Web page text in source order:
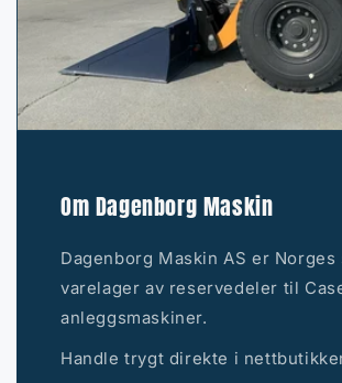
Om Dagenborg Maskin
Dagenborg Maskin AS er
varelager av reservedeler til
anleggsmaskiner.
Handle trygt direkte i